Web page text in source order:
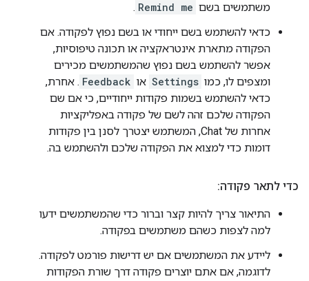
משתמשים בשם Remind me
.
כדאי להשתמש בשם ייחודי או בשם נפוץ לפקודה. אם
הפקודה מתארת אינטראקציה או תכונה טיפוסיות,
אפשר להשתמש בשם נפוץ שהמשתמשים מכירים
ומצפים לו, כמו Settings או Feedback . אחרת,
כדאי להשתמש בשמות פקודות ייחודיים, כי אם שם
הפקודה שלכם זהה לשם של פקודה באפליקציות
אחרות של Chat, המשתמש יצטרך לסנן בין פקודות
דומות כדי למצוא את הפקודה שלכם ולהשתמש בה.
כדי לתאר פקודה:
התיאור צריך להיות קצר וברור כדי שהמשתמשים ידעו
למה לצפות כשהם משתמשים בפקודה.
ליידע את המשתמשים אם יש דרישות פורמט לפקודה.
לדוגמה, אם אתם יוצרים פקודה דרך שורת הפקודות